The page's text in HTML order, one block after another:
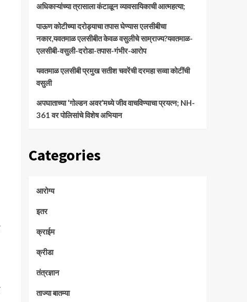
अधिकाऱ्यांच्या त्रासाला कंटाळून व्यावसायिकाची आत्महत्या;
पाऊण कोटीच्या दरोड्याचा तपास घेण्यास एलसीबीचा
नकार,यवतमाळ एलसीबीत केवळ वसुलीचे साम्राज्य?यवतमाळ-
एलसीबी-वसुली-दरोडा-तपास-गंभीर-आरोप
यवतमाळ एलसीबी प्रमुख सतीश चवरेंची दरमहा सव्वा कोटींची
वसुली
अपघाताच्या ‘गोल्डन अवर’मध्ये जीव वाचविण्याचा प्रयत्न; NH-
361 वर पोलिसांचे विशेष अभियान
Categories
आरोग्य
इतर
क्राईम
क्रीडा
तंत्रज्ञान
ताज्या बातम्या